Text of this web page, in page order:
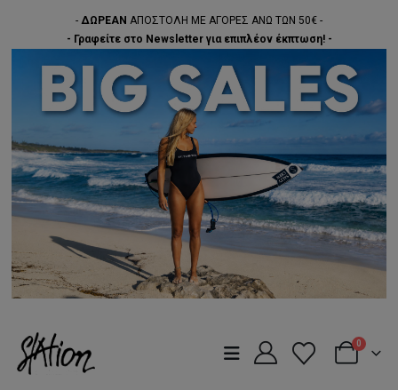
- ΔΩΡΕΑΝ ΑΠΟΣΤΟΛΗ ΜΕ ΑΓΟΡΕΣ ΑΝΩ ΤΩΝ 50€ -
- Γραφείτε στο Newsletter για επιπλέον έκπτωση! -
0